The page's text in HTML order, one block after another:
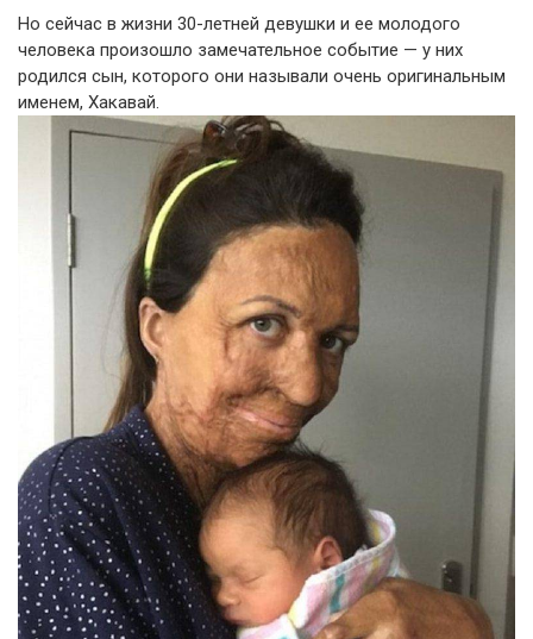
Но сейчас в жизни 30-летней девушки и ее молодого
человека произошло замечательное событие — у них
родился сын, которого они называли очень оригинальным
именем, Хакавай.